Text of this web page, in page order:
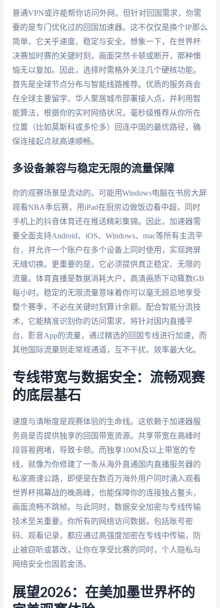
普通VPN或许能帮你访问外网，但针对回国需求，你需
要的是专门优化过的回国加速器。这不仅仅是换个IP那么
简单，它关乎速度、稳定与安全。想象一下，在世界杯
决赛加时赛的关键时刻，画面突然卡顿或断开，那种懊
恼无以复加。因此，选择时需格外关注几个硬核功能。
首先是全球节点分布与智能线路推荐。优质的服务商会
在全球主要留学、华人聚居城市部署接入点，并利用智
能算法，根据你的实时网络状况，毫秒级推荐从你所在
位置（比如莫斯科或多伦多）回连中国的最优路径，确
保连接起点就高速顺畅。
多设备兼容与稳定无限的流量保障
你的观赛场景是流动的。可能用Windows电脑在书房大屏
观看NBA季后赛，用iPad在厨房边做饭边看中超，同时
手机上的抖音体育还在推送精彩集锦。因此，加速器需
要全面支持Android、iOS、Windows、mac等所有主流平
台，并允许一个账户在多个设备上同时使用，实现跨屏
无缝切换。更重要的是，它必须提供真正稳定、无限的
流量。体育直播是数据消耗大户，高清画质下动辄数GB
每小时。稳定的无限流量意味着你可以毫无顾忌地享受
整个赛季，不必在关键时刻算计余额。配合智能分流技
术，它能精准识别你的访问需求，将针对国内直播平
台、影音App的流量，通过精选的回国专线进行加速，而
其他国际流量则走常规通道，互不干扰，效率最大化。
专线带宽与数据安全：流畅观赛
的底层基石
速度与清晰度是观赛体验的生命线。这依赖于加速器服
务商是否提供独享的回国带宽资源。共享带宽在高峰时
段容易拥堵，导致卡顿。而独享100M及以上带宽的专
线，就像为你修建了一条从海外直通国内直播服务器的
私家高速公路，即使是在数百万海外用户同时涌入观看
世界杯揭幕战的晚高峰，也能保障你的连接独占鳌头，
画面流畅不跳帧。与此同时，数据安全加密与专线传输
技术至关重要。你所有的网络访问数据，包括账号密
码、观看记录，都应通过高强度加密在专线中传输，防
止被窃听或篡改，让你在享受比赛的同时，个人隐私与
网络安全也固若金汤。
展望2026：在美加墨世界杯的